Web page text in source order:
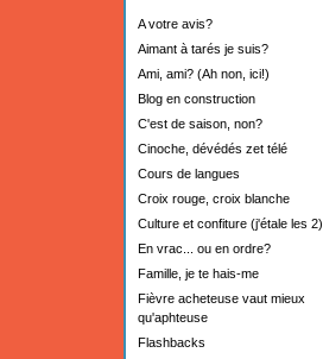
A votre avis?
Aimant à tarés je suis?
Ami, ami? (Ah non, ici!)
Blog en construction
C'est de saison, non?
Cinoche, dévédés zet télé
Cours de langues
Croix rouge, croix blanche
Culture et confiture (j'étale les 2)
En vrac... ou en ordre?
Famille, je te hais-me
Fièvre acheteuse vaut mieux
qu'aphteuse
Flashbacks